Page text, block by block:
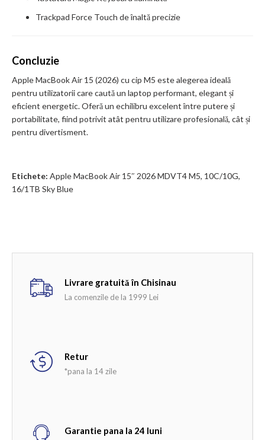
Trackpad Force Touch de înaltă precizie
Concluzie
Apple MacBook Air 15 (2026) cu cip M5 este alegerea ideală
pentru utilizatorii care caută un laptop performant, elegant și
eficient energetic. Oferă un echilibru excelent între putere și
portabilitate, fiind potrivit atât pentru utilizare profesională, cât și
pentru divertisment.
Etichete: Apple MacBook Air 15″ 2026 MDVT4 M5, 10C/10G,
16/1TB Sky Blue
Livrare gratuită în Chisinau
La comenzile de la 1999 Lei
Retur
*pana la 14 zile
Garantie pana la 24 luni